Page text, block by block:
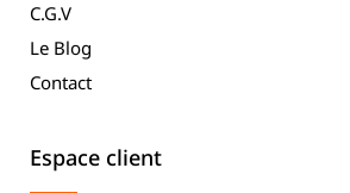
C.G.V
Le Blog
Contact
Espace client